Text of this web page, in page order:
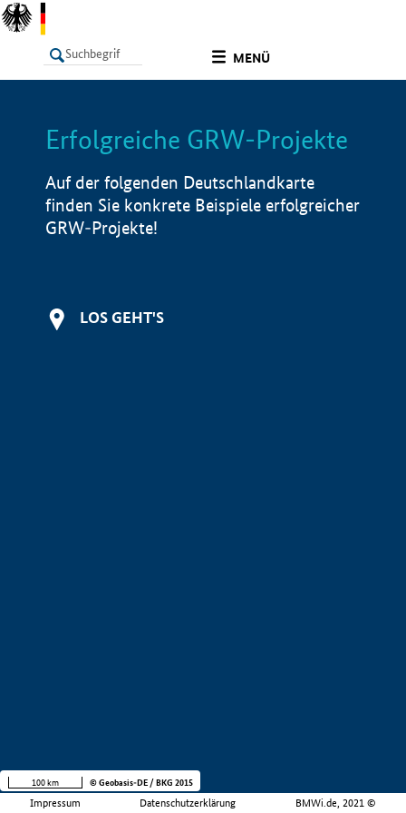
MENÜ
LISTE Info
Erfolgreiche GRW-Projekte
Auf der folgenden Deutschlandkarte
finden Sie konkrete Beispiele erfolgreicher
GRW-Projekte!
LOS GEHT'S
Impressum Datenschutzerklärung BMWi.de, 2021 ©
100 km © Geobasis-DE / BKG 2015